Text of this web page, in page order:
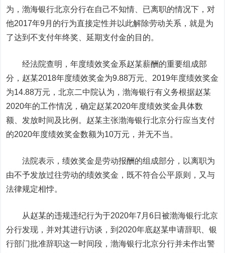
为，渤海银行北京分行在自己不知情、已离职的情况下，对
他2017年9月的行为直接定性并以此解除劳动关系，就是为
了达到不支付年终奖、延期支付金的目的。
经法院查明，年度绩效奖金系赵某薪酬的重要组成部
分，赵某2018年度绩效奖金为9.88万元、2019年度绩效奖金
为14.88万元，北京二中院认为，渤海银行有义务根据赵某
2020年的工作情况，确定赵某2020年度绩效奖金具体数
额、发放时间及比例。赵某主张渤海银行北京分行应当支付
的2020年度绩效奖金数额为10万元，并无不当。
法院表示，绩效奖金是劳动报酬的组成部分，以离职为
由不予发放过往劳动的绩效奖金，既不符合公平原则，又与
法律规定相悖。
从赵某的违规违纪行为于2020年7月6日被渤海银行北京
分行发现，并对其进行访谈，到2020年底赵某申请辞职、银
行部门批准辞职这一时间段，渤海银行北京分行并未作出警